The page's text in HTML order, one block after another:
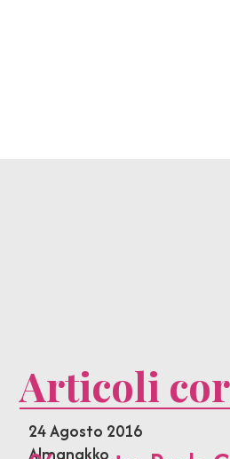
Articoli
24 Agosto 2016